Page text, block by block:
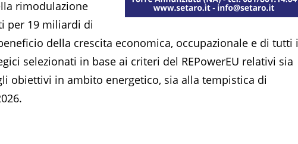
rimodulazione
per 19 miliardi di
della crescita economica, occupazionale e di tutti i
selezionati in base ai criteri del REPowerEU relativi sia
obiettivi in ambito energetico, sia alla tempistica di